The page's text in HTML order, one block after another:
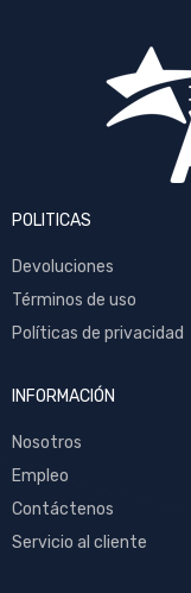
POLITICAS
Devoluciones
Términos de uso
Políticas de privacidad
INFORMACIÓN
Nosotros
Empleo
Contáctenos
Servicio al cliente